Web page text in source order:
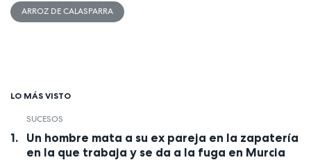
ARROZ DE CALASPARRA
LO MÁS VISTO
SUCESOS
Un hombre mata a su ex pareja en la zapatería
en la que trabaja y se da a la fuga en Murcia